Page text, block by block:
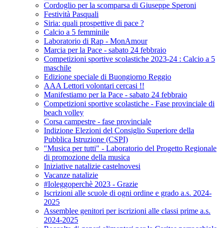
Cordoglio per la scomparsa di Giuseppe Speroni
Festività Pasquali
Siria: quali prospettive di pace ?
Calcio a 5 femminile
Laboratorio di Rap - MonAmour
Marcia per la Pace - sabato 24 febbraio
Competizioni sportive scolastiche 2023-24 : Calcio a 5
maschile
Edizione speciale di Buongiorno Reggio
AAA Lettori volontari cercasi !!
Manifestiamo per la Pace - sabato 24 febbraio
Competizioni sportive scolastiche - Fase provinciale di
beach volley
Corsa campestre - fase provinciale
Indizione Elezioni del Consiglio Superiore della
Pubblica Istruzione (CSPI)
"Musica per tutti" - Laboratorio del Progetto Regionale
di promozione della musica
Iniziative natalizie castelnovesi
Vacanze natalizie
#Ioleggoperchè 2023 - Grazie
Iscrizioni alle scuole di ogni ordine e grado a.s. 2024-
2025
Assemblee genitori per iscrizioni alle classi prime a.s.
2024-2025